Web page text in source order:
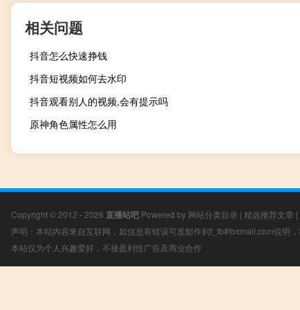
相关问题
抖音怎么快速挣钱
抖音短视频如何去水印
抖音观看别人的视频,会有提示吗
原神角色属性怎么用
Copyright © 2012 - 2026 直播站吧 Powered by 网站分类目录 | 精选推荐文章 |
声明：本站内容来自互联网，如信息有错误可发邮件到f_fb#foxmail.com说明
本站仅为个人兴趣爱好，不接盈利性广告及商业合作